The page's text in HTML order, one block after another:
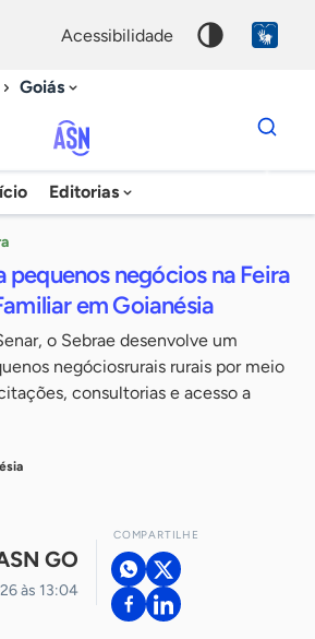
acessibilidade
Goiás
Agência
Sebrae
Notícias
Editorias
Dados
para
chave
pequenos negócios na Feira
em Goianésia
o Sebrae desenvolve um
negóciosrurais rurais por meio
consultorias e acesso a
GO
às 13:04
COMPARTILHE